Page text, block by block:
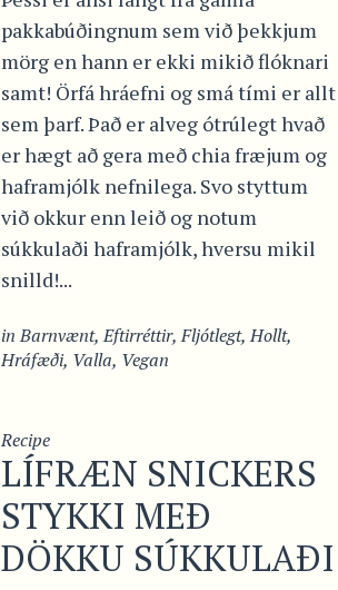
pakkabúðingnum sem við þekkjum
mörg en hann er ekki mikið flóknari
samt! Örfá hráefni og smá tími er allt
sem þarf. Það er alveg ótrúlegt hvað
er hægt að gera með chia fræjum og
haframjólk nefnilega. Svo styttum
við okkur enn leið og notum
súkkulaði haframjólk, hversu mikil
snilld!...
inBarnvænt,Eftirréttir,Fljótlegt,Hollt,
Hráfæði, Valla, Vegan
Recipe
LÍFRÆN SNICKERS
STYKKI MEÐ
DÖKKU SÚKKULAÐI